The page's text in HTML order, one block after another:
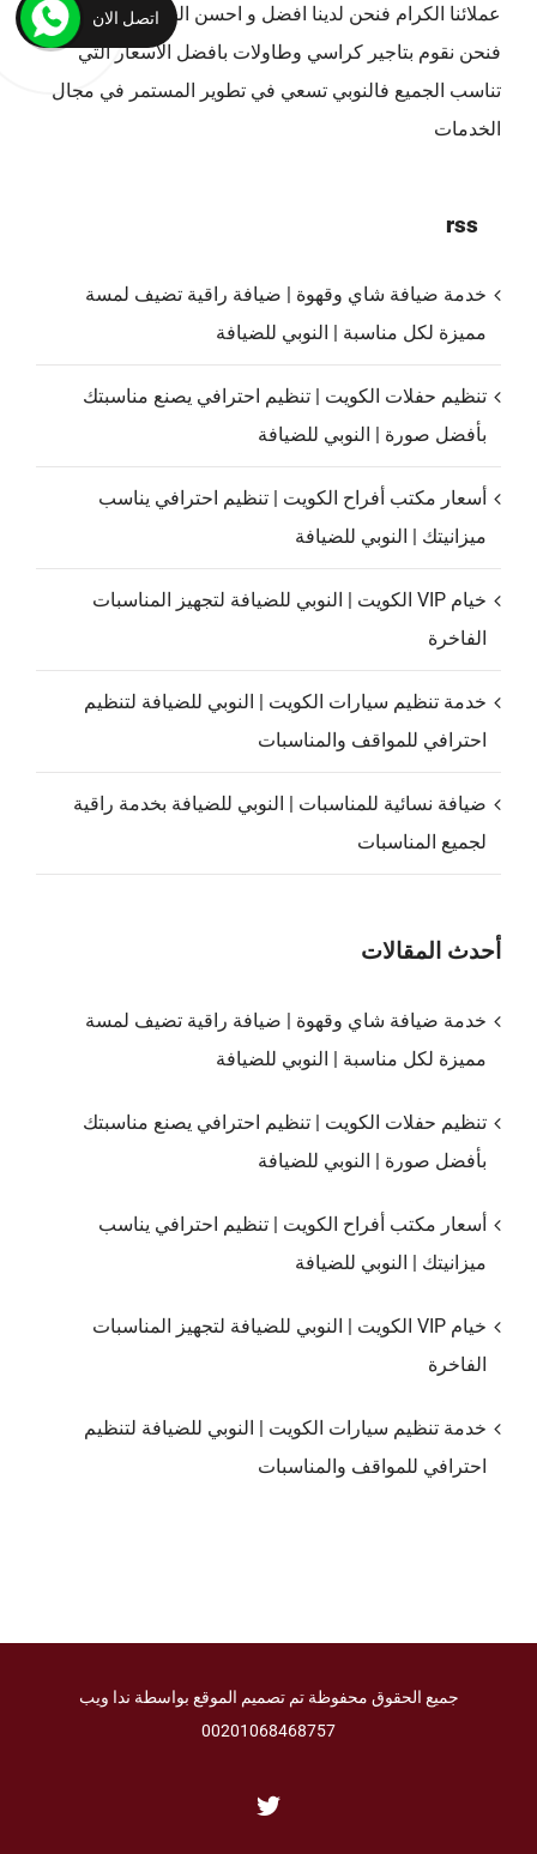
عملائنا الكرام فنحن لدينا افضل و احسن الخدمات بالكويت ،
فنحن نقوم بتاجير كراسي وطاولات بافضل الاسعار التي
تناسب الجميع فالنوبي تسعي في تطوير المستمر في مجال
الخدمات
rss
خدمة ضيافة شاي وقهوة | ضيافة راقية تضيف لمسة
مميزة لكل مناسبة | النوبي للضيافة
تنظيم حفلات الكويت | تنظيم احترافي يصنع مناسبتك
بأفضل صورة | النوبي للضيافة
أسعار مكتب أفراح الكويت | تنظيم احترافي يناسب
ميزانيتك | النوبي للضيافة
خيام VIP الكويت | النوبي للضيافة لتجهيز المناسبات
الفاخرة
خدمة تنظيم سيارات الكويت | النوبي للضيافة لتنظيم
احترافي للمواقف والمناسبات
ضيافة نسائية للمناسبات | النوبي للضيافة بخدمة راقية
لجميع المناسبات
أحدث المقالات
خدمة ضيافة شاي وقهوة | ضيافة راقية تضيف لمسة
مميزة لكل مناسبة | النوبي للضيافة
تنظيم حفلات الكويت | تنظيم احترافي يصنع مناسبتك
بأفضل صورة | النوبي للضيافة
أسعار مكتب أفراح الكويت | تنظيم احترافي يناسب
ميزانيتك | النوبي للضيافة
خيام VIP الكويت | النوبي للضيافة لتجهيز المناسبات
الفاخرة
خدمة تنظيم سيارات الكويت | النوبي للضيافة لتنظيم
احترافي للمواقف والمناسبات
جميع الحقوق محفوظة تم تصميم الموقع بواسطة ندا ويب
00201068468757
اتصل الان